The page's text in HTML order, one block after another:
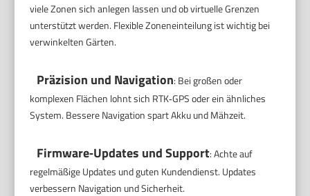
viele Zonen sich anlegen lassen und ob virtuelle Grenzen
unterstützt werden. Flexible Zoneneinteilung ist wichtig bei
verwinkelten Gärten.
Präzision und Navigation: Bei großen oder
komplexen Flächen lohnt sich RTK‑GPS oder ein ähnliches
System. Bessere Navigation spart Akku und Mähzeit.
Firmware‑Updates und Support: Achte auf
regelmäßige Updates und guten Kundendienst. Updates
verbessern Navigation und Sicherheit.